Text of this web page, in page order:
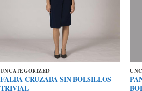
UNCATEGORIZED
FALDA CRUZADA SIN BOLSILLOS
TRIVIAL